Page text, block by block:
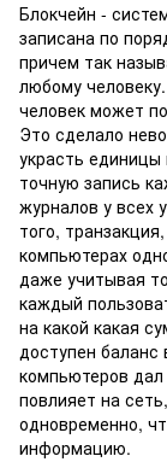
Блокчейн -
записана по
причем так
любому
человек может
Это сделало
украсть
точную запись
журналов у всех
того,
компьютерах
даже учитывая
каждый
на какой какая
доступен баланс
компьютеров
повлияет на
одновременно,
информацию.